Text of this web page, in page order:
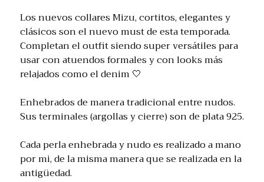
Los nuevos collares Mizu, cortitos, elegantes y
clásicos son el nuevo must de esta temporada.
Completan el outfit siendo super versátiles para
usar con atuendos formales y con looks más
relajados como el denim 🤍
Enhebrados de manera tradicional entre nudos.
Sus terminales (argollas y cierre) son de plata 925.
Cada perla enhebrada y nudo es realizado a mano
por mi, de la misma manera que se realizada en la
antigüedad.